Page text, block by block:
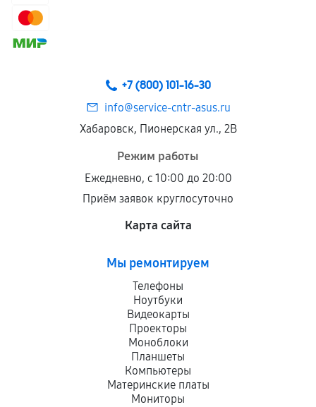
+7 (800) 101-16-30
info@service-cntr-asus.ru
Хабаровск, Пионерская ул., 2В
Режим работы
Ежедневно, с 10:00 до 20:00
Приём заявок круглосуточно
Карта сайта
Мы ремонтируем
Телефоны
Ноутбуки
Видеокарты
Проекторы
Моноблоки
Планшеты
Компьютеры
Материнские платы
Мониторы